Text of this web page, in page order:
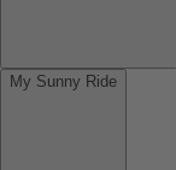
My Sunny Ride